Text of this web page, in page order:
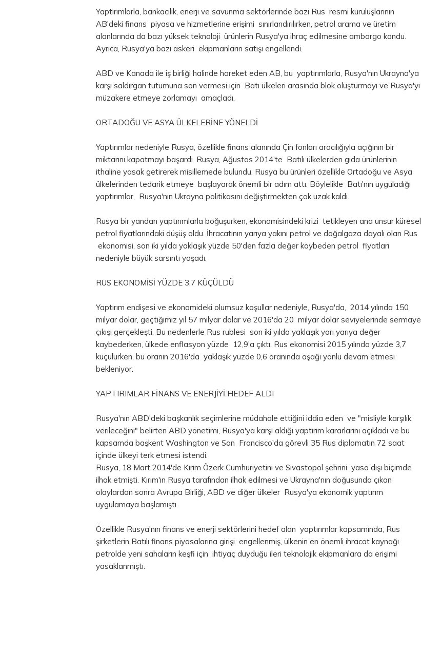
Yaptırımlarla, bankacılık, enerji ve savunma sektörlerinde bazı Rus resmi kuruluşlarının
AB'deki finans piyasa ve hizmetlerine erişimi sınırlandırılırken, petrol arama ve üretim
alanlarında da bazı yüksek teknoloji ürünlerin Rusya'ya ihraç edilmesine ambargo kondu.
Ayrıca, Rusya'ya bazı askeri ekipmanların satışı engellendi.
ABD ve Kanada ile iş birliği halinde hareket eden AB, bu yaptırımlarla, Rusya'nın Ukrayna'ya
karşı saldırgan tutumuna son vermesi için Batı ülkeleri arasında blok oluşturmayı ve Rusya'yı
müzakere etmeye zorlamayı amaçladı.
ORTADOĞU VE ASYA ÜLKELERİNE YÖNELDİ
Yaptırımlar nedeniyle Rusya, özellikle finans alanında Çin fonları aracılığıyla açığının bir
miktarını kapatmayı başardı. Rusya, Ağustos 2014'te Batılı ülkelerden gıda ürünlerinin
ithaline yasak getirerek misillemede bulundu. Rusya bu ürünleri özellikle Ortadoğu ve Asya
ülkelerinden tedarik etmeye başlayarak önemli bir adım attı. Böylelikle Batı'nın uyguladığı
yaptırımlar, Rusya'nın Ukrayna politikasını değiştirmekten çok uzak kaldı.
Rusya bir yandan yaptırımlarla boğuşurken, ekonomisindeki krizi tetikleyen ana unsur küresel
petrol fiyatlarındaki düşüş oldu. İhracatının yarıya yakını petrol ve doğalgaza dayalı olan Rus
ekonomisi, son iki yılda yaklaşık yüzde 50'den fazla değer kaybeden petrol fiyatları
nedeniyle büyük sarsıntı yaşadı.
RUS EKONOMİSİ YÜZDE 3,7 KÜÇÜLDÜ
Yaptırım endişesi ve ekonomideki olumsuz koşullar nedeniyle, Rusya'da, 2014 yılında 150
milyar dolar, geçtiğimiz yıl 57 milyar dolar ve 2016'da 20 milyar dolar seviyelerinde sermaye
çıkışı gerçekleşti. Bu nedenlerle Rus rublesi son iki yılda yaklaşık yarı yarıya değer
kaybederken, ülkede enflasyon yüzde 12,9'a çıktı. Rus ekonomisi 2015 yılında yüzde 3,7
küçülürken, bu oranın 2016'da yaklaşık yüzde 0,6 oranında aşağı yönlü devam etmesi
bekleniyor.
YAPTIRIMLAR FİNANS VE ENERJİYİ HEDEF ALDI
Rusya'nın ABD'deki başkanlık seçimlerine müdahale ettiğini iddia eden ve "misliyle karşılık
verileceğini" belirten ABD yönetimi, Rusya'ya karşı aldığı yaptırım kararlarını açıkladı ve bu
kapsamda başkent Washington ve San Francisco'da görevli 35 Rus diplomatın 72 saat
içinde ülkeyi terk etmesi istendi.
Rusya, 18 Mart 2014'de Kırım Özerk Cumhuriyetini ve Sivastopol şehrini yasa dışı biçimde
ilhak etmişti. Kırım'ın Rusya tarafından ilhak edilmesi ve Ukrayna'nın doğusunda çıkan
olaylardan sonra Avrupa Birliği, ABD ve diğer ülkeler Rusya'ya ekonomik yaptırım
uygulamaya başlamıştı.
Özellikle Rusya'nın finans ve enerji sektörlerini hedef alan yaptırımlar kapsamında, Rus
şirketlerin Batılı finans piyasalarına girişi engellenmiş, ülkenin en önemli ihracat kaynağı
petrolde yeni sahaların keşfi için ihtiyaç duyduğu ileri teknolojik ekipmanlara da erişimi
yasaklanmıştı.